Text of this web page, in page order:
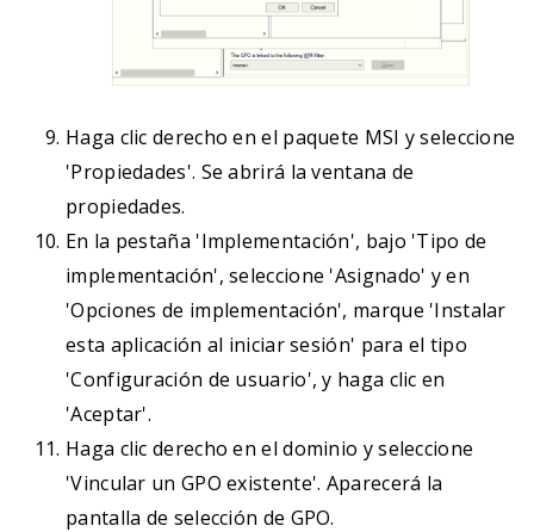
Haga clic derecho en el paquete MSI y seleccione
'Propiedades'. Se abrirá la ventana de
propiedades.
En la pestaña 'Implementación', bajo 'Tipo de
implementación', seleccione 'Asignado' y en
'Opciones de implementación', marque 'Instalar
esta aplicación al iniciar sesión' para el tipo
'Configuración de usuario', y haga clic en
'Aceptar'.
Haga clic derecho en el dominio y seleccione
'Vincular un GPO existente'. Aparecerá la
pantalla de selección de GPO.